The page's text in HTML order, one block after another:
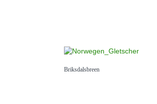
Briksdalsbreen